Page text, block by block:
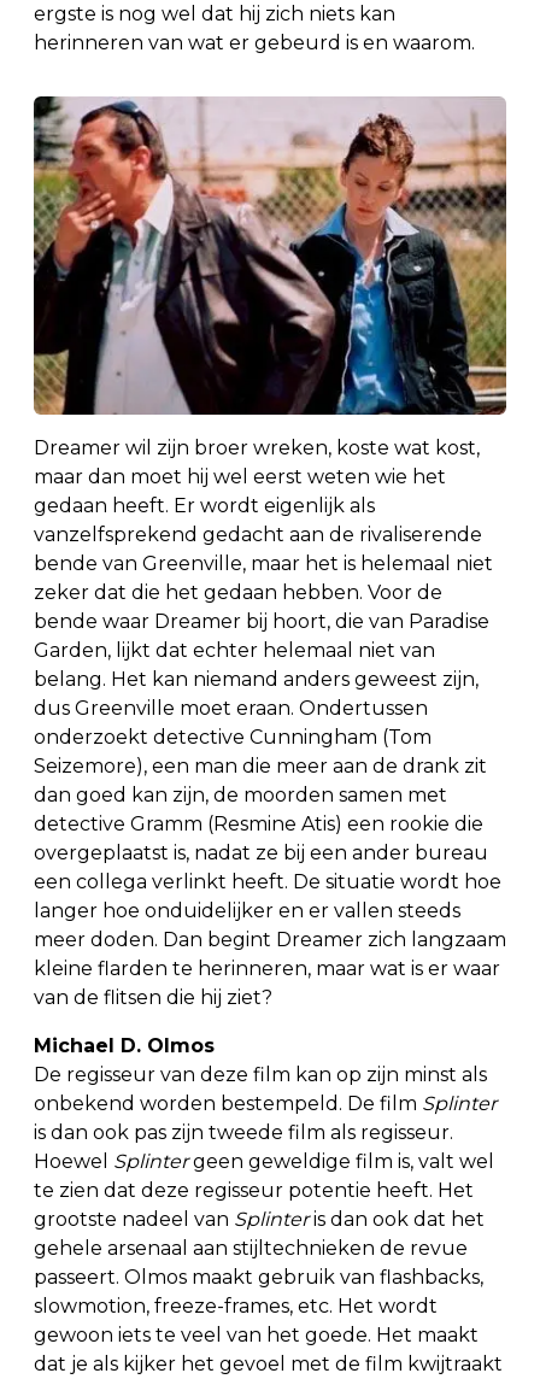
ergste is nog wel dat hij zich niets kan
herinneren van wat er gebeurd is en waarom.
Dreamer wil zijn broer wreken, koste wat kost,
maar dan moet hij wel eerst weten wie het
gedaan heeft. Er wordt eigenlijk als
vanzelfsprekend gedacht aan de rivaliserende
bende van Greenville, maar het is helemaal niet
zeker dat die het gedaan hebben. Voor de
bende waar Dreamer bij hoort, die van Paradise
Garden, lijkt dat echter helemaal niet van
belang. Het kan niemand anders geweest zijn,
dus Greenville moet eraan. Ondertussen
onderzoekt detective Cunningham (Tom
Seizemore), een man die meer aan de drank zit
dan goed kan zijn, de moorden samen met
detective Gramm (Resmine Atis) een rookie die
overgeplaatst is, nadat ze bij een ander bureau
een collega verlinkt heeft. De situatie wordt hoe
langer hoe onduidelijker en er vallen steeds
meer doden. Dan begint Dreamer zich langzaam
kleine flarden te herinneren, maar wat is er waar
van de flitsen die hij ziet?
Michael D. Olmos
De regisseur van deze film kan op zijn minst als
onbekend worden bestempeld. De film Splinter
is dan ook pas zijn tweede film als regisseur.
Hoewel Splintergeen geweldige film is, valt wel
te zien dat deze regisseur potentie heeft. Het
grootste nadeel van Splinteris dan ook dat het
gehele arsenaal aan stijltechnieken de revue
passeert. Olmos maakt gebruik van flashbacks,
slowmotion, freeze-frames, etc. Het wordt
gewoon iets te veel van het goede. Het maakt
dat je als kijker het gevoel met de film kwijtraakt